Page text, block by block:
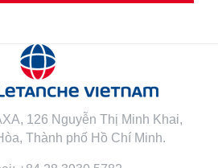
126 Nguyễn Thị Minh Khai,
Thành phố Hồ Chí Minh.